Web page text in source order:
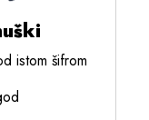
istom šifrom